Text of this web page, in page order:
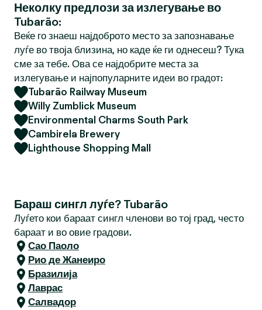
Неколку предлози за излегување во
Tubarão:
Веќе го знаеш најдоброто место за запознавање
луѓе во твоја близина, но каде ќе ги однесеш? Тука
сме за тебе. Ова се најдобрите места за
излегување и најпопуларните идеи во градот:
Tubarão Railway Museum
Willy Zumblick Museum
Environmental Charms South Park
Cambirela Brewery
Lighthouse Shopping Mall
Бараш сингл луѓе? Tubarão
Луѓето кои бараат сингл членови во тој град, често
бараат и во овие градови.
Сао Паоло
Рио де Жанеиро
Бразилија
Лаврас
Салвадор